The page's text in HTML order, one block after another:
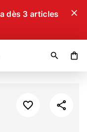
dès 3 articles
close
search shopping_bag